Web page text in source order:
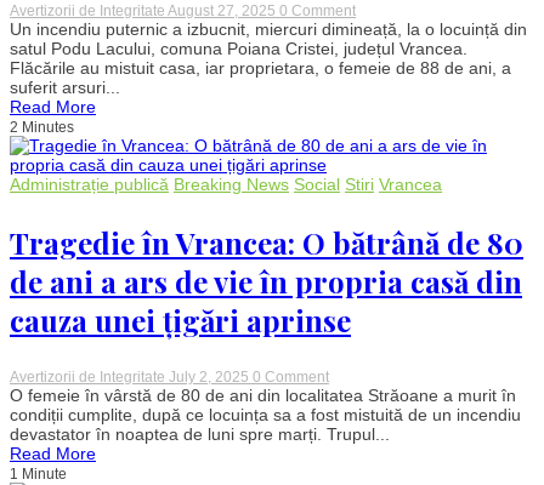
Avertizorii de Integritate August 27, 2025 0 Commenton
Incendiu
devastator
Vrancea:
88
ani,
rănită
transportată
la
spital
Un incendiu puternic a izbucnit, miercuri dimineață, la o locuință din
satul Podu Lacului, comuna Poiana Cristei, județul Vrancea.
Flăcările au mistuit casa, iar proprietara, o femeie de 88 de ani, a
suferit arsuri...
Read More
2 Minutes
Administrație publică Breaking News Social Stiri Vrancea
Tragedie în Vrancea: O bătrână de 80
de ani a ars de vie în propria casă din
cauza unei țigări aprinse
Avertizorii de Integritate July 2, 2025 0 Commenton
Tragedie
în
Vrancea:
O
O femeie în vârstă de 80 de ani din localitatea Străoane a murit în
condiții cumplite, după ce locuința sa a fost mistuită de un incendiu
devastator în noaptea de luni spre marți. Trupul...
Read More
1 Minute